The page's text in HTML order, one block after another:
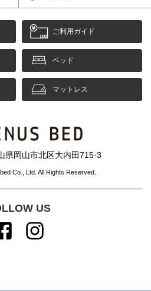
ご利用ガイド
ベッド
マットレス
岡山市北区大内田715-3
Co., Ltd. All Rights Reserved.
US